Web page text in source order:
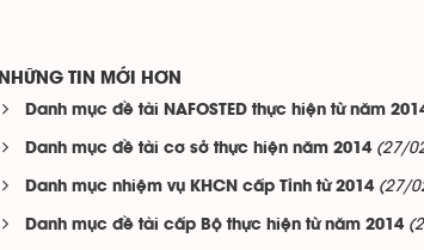
NHỮNG TIN MỚI HƠN
Danh mục đề tài NAFOSTED thực hiện từ năm
Danh mục đề tài cơ sở thực hiện năm 2014 (27/
Danh mục nhiệm vụ KHCN cấp Tỉnh từ 2014 (27/
Danh mục đề tài cấp Bộ thực hiện từ năm 2014